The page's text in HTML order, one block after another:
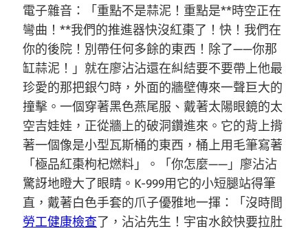
電子雜音：「重點不是蒜泥！重點是**時空正在
彎曲！**我們的推進器快沒紅棗了！快！我們在
你的後院！別帶任何多餘的東西！除了——你那
缸蒜泥！」就在廖沾沾還在糾結要不要帶上他最
珍愛的那把銀勺時，外面的牆壁傳來一聲巨大的
撞擊。一個穿著黑色燕尾服、戴著太陽眼鏡的太
空吉娃娃，正從牆上的破洞鑽進來。它的背上揹
著一個像是小型瓦斯桶的東西，桶上用毛筆寫著
「極品紅棗枸杞燃料」。「你怎麼——」廖沾沾
驚訝地瞪大了眼睛。K-999用它的小短腿站得筆
直，戴著白色手套的爪子優雅地一揮：「沒時間
勞工健康檢查了，沾沾先生！宇宙水餃快要拉肚